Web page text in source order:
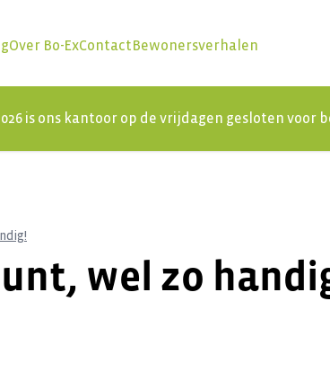
Over Bo-ExContactBewonersverhalen
is ons kantoor op de vrijdagen gesloten
wel zo